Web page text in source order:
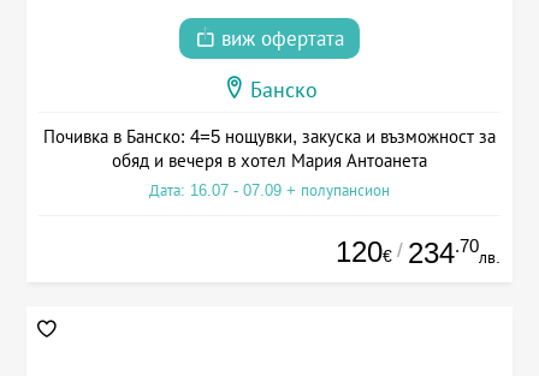
виж офертата
Банско
Почивка в Банско: 4=5 нощувки, закуска и възможност за
обяд и вечеря в хотел Мария Антоанета
Дата: 16.07 - 07.09 + полупансион
120€ / 234.70
лв.